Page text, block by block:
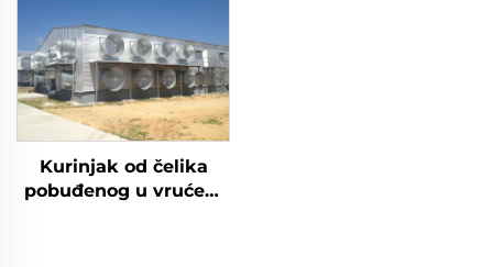
Kurinjak od čelika
pobuđenog u vrućem